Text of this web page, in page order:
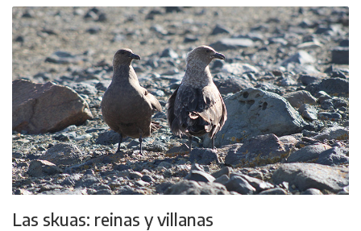
Las skuas: reinas y villanas